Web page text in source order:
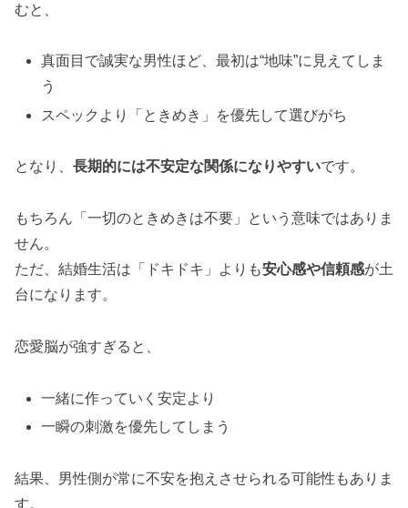
むと、
真面目で誠実な男性ほど、最初は“地味”に見えてしま
う
スペックより「ときめき」を優先して選びがち
となり、 長期的には不安定な関係になりやすいです。
もちろん「一切のときめきは不要」という意味ではありま
せん。
ただ、結婚生活は「ドキドキ」よりも安心感や信頼感が土
台になります。
恋愛脳が強すぎると、
一緒に作っていく安定より
一瞬の刺激を優先してしまう
結果、男性側が常に不安を抱えさせられる可能性もありま
す。